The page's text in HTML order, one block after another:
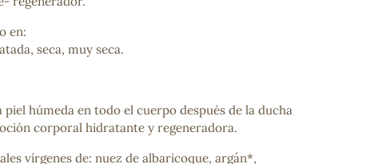
en:
seca, muy seca.
piel húmeda en todo el cuerpo después de la ducha
corporal hidratante y regeneradora.
vírgenes de: nuez de albaricoque, argán*,